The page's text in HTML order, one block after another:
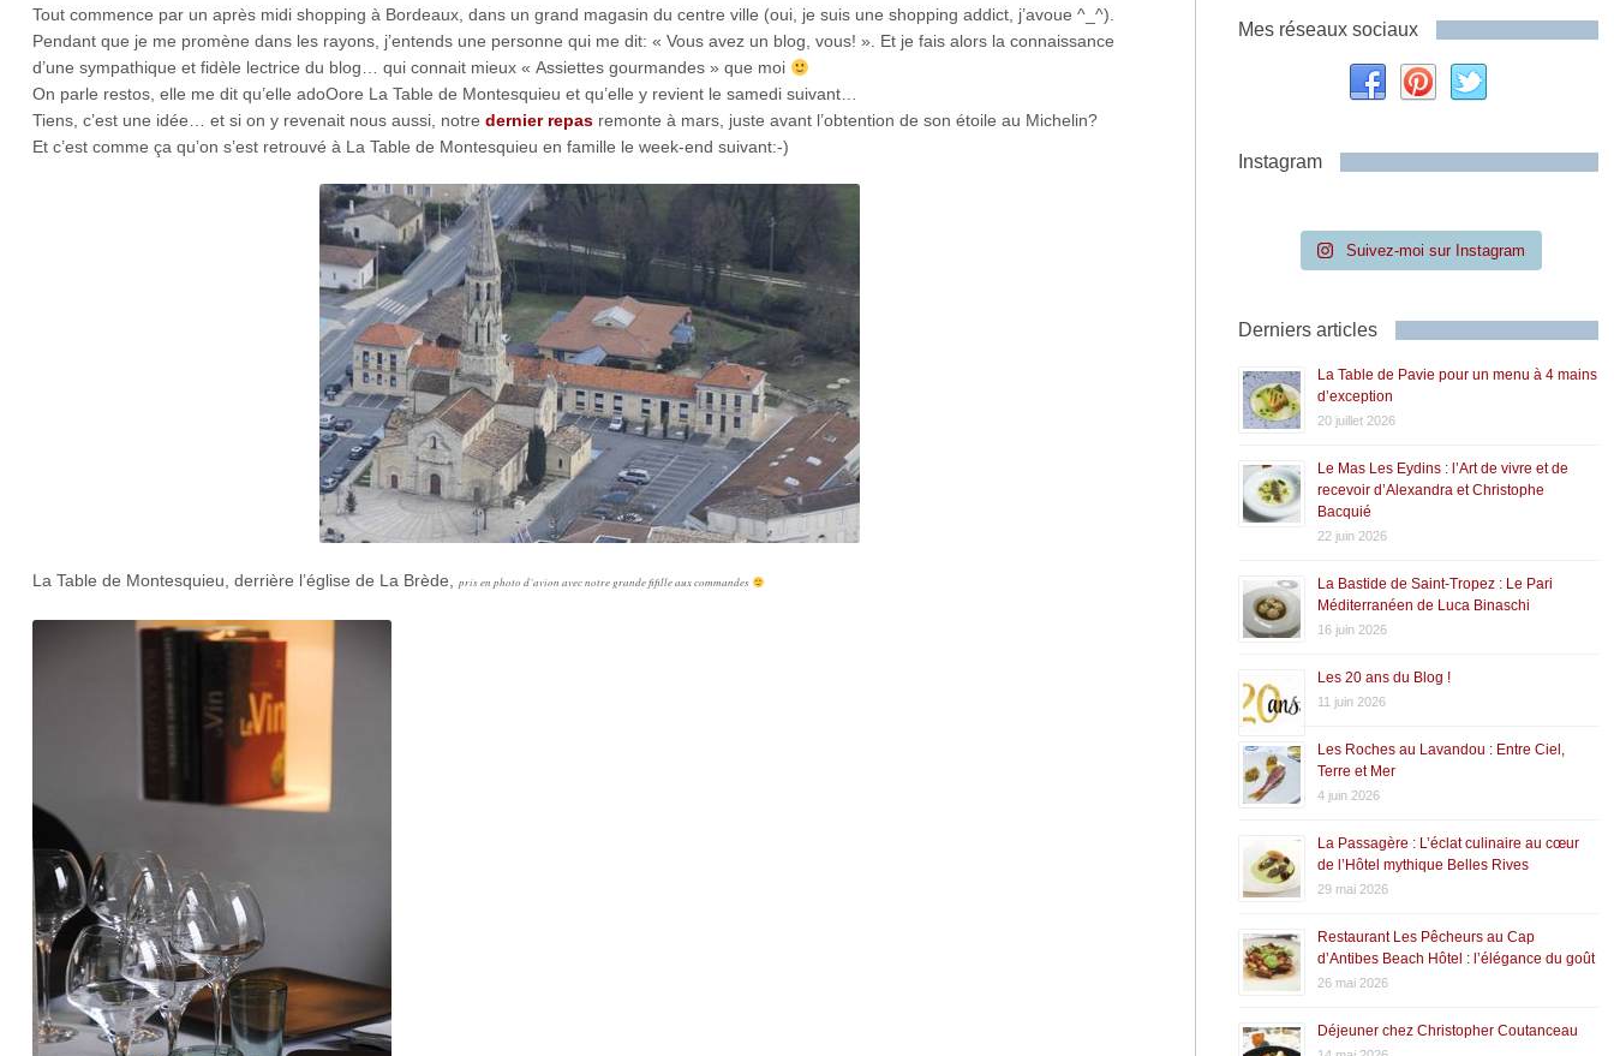
Tout commence par un après midi shopping à Bordeaux, dans un grand magasin du centre ville (oui, je suis une shopping addict, j’avoue ^_^).
Pendant que je me promène dans les rayons, j’entends une personne qui me dit: « Vous avez un blog, vous! ». Et je fais alors la connaissance
d’une sympathique et fidèle lectrice du blog… qui connait mieux « Assiettes gourmandes » que moi
On parle restos, elle me dit qu’elle adoOore La Table de Montesquieu et qu’elle y revient le samedi suivant…
Tiens, c’est une idée… et si on y revenait nous aussi, notre dernier repasremonte à mars, juste avant l’obtention de son étoile au Michelin?
Et c’est comme ça qu’on s’est retrouvé à La Table de Montesquieu en famille le week-end suivant:-)
La Table de Montesquieu, derrière l’église de La Brède, pris en photo d’avion avec notre grande fifille aux commandes
Mes réseaux sociaux
Instagram
Suivez-moi sur Instagram
Derniers articles
La Table de Pavie pour un menu à 4 mains
d’exception
20 juillet 2026
Le Mas Les Eydins : l’Art de vivre et de
recevoir d’Alexandra et Christophe
Bacquié
22 juin 2026
La Bastide de Saint-Tropez : Le Pari
Méditerranéen de Luca Binaschi
16 juin 2026
Les 20 ans du Blog !
11 juin 2026
Les Roches au Lavandou : Entre Ciel,
Terre et Mer
4 juin 2026
La Passagère : L’éclat culinaire au cœur
de l’Hôtel mythique Belles Rives
29 mai 2026
Restaurant Les Pêcheurs au Cap
d’Antibes Beach Hôtel : l’élégance du goût
26 mai 2026
Déjeuner chez Christopher Coutanceau